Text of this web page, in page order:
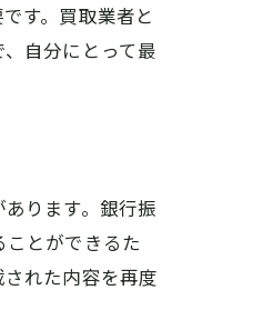
す。買取業者と
自分にとって最
ります。銀行振
とができるた
れた内容を再度